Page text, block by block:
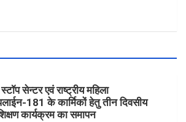
सेन्टर एवं राष्ट्रीय महिला
181 के कार्मिकों हेतु तीन दिवसीय
कार्यक्रम का समापन